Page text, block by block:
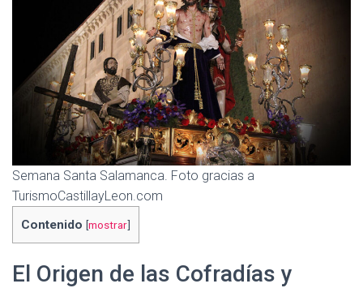
Semana Santa Salamanca. Foto gracias a
TurismoCastillayLeon.com
Contenido [mostrar]
El Origen de las Cofradías y